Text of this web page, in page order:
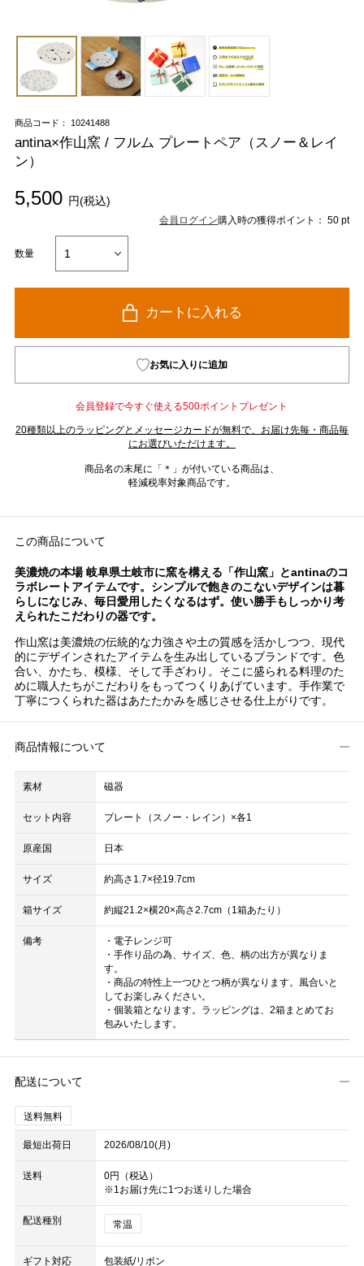
商品コード： 10241488
antina×作山窯 / フルム プレートペア（スノー＆レイ
ン）
5,500 円(税込)
会員ログイン購入時の獲得ポイント： 50 pt
数量
カートに入れる
お気に入りに追加
会員登録で今すぐ使える500ポイントプレゼント
20種類以上のラッピングとメッセージカードが無料で、お届け先毎・商品毎
にお選びいただけます。
商品名の末尾に「＊」が付いている商品は、
軽減税率対象商品です。
この商品について
美濃焼の本場 岐阜県土岐市に窯を構える「作山窯」とantinaのコ
ラボレートアイテムです。シンプルで飽きのこないデザインは暮
らしになじみ、毎日愛用したくなるはず。使い勝手もしっかり考
えられたこだわりの器です。
作山窯は美濃焼の伝統的な力強さや土の質感を活かしつつ、現代
的にデザインされたアイテムを生み出しているブランドです。色
合い、かたち、模様、そして手ざわり。そこに盛られる料理のた
めに職人たちがこだわりをもってつくりあげています。手作業で
丁寧につくられた器はあたたかみを感じさせる仕上がりです。
商品情報について
素材 磁器
セット内容 プレート（スノー・レイン）×各1
原産国 日本
サイズ 約高さ1.7×径19.7cm
箱サイズ 約縦21.2×横20×高さ2.7cm（1箱あたり）
備考
・電子レンジ可
・手作り品の為、サイズ、色、柄の出方が異なりま
す。
・商品の特性上一つひとつ柄が異なります。風合いと
してお楽しみください。
・個装箱となります。ラッピングは、2箱まとめてお
包みいたします。
配送について
送料無料
最短出荷日 2026/08/10(月)
送料
0円（税込）
※1お届け先に1つお送りした場合
配送種別 常温
ギフト対応 包装紙/リボン